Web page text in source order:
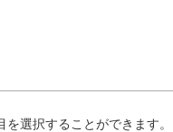
選択することができます。